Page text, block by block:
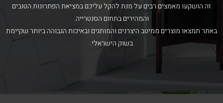
זה הושקעו מאמצים רבים על מנת להקל עליכם במציאת הפתרונות הטובים
והמהירים בתחום הסנטרייה.
באתר תמצאו מוצרים ממיטב היצרנים והמותגים ובאיכות הגבוהה ביותר שקיימת
בשוק הישראלי.